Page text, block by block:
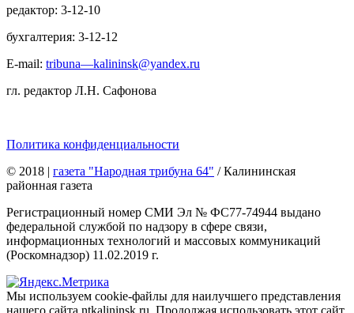
редактор: 3-12-10
бухгалтерия: 3-12-12
E-mail: tribuna—kalininsk@yandex.ru
гл. редактор Л.Н. Сафонова
Политика конфиденциальности
© 2018
газета "Народная трибуна 64" / Калининская
районная газета
Регистрационный номер СМИ Эл № ФС77-74944 выдано
федеральной службой по надзору в сфере связи,
информационных технологий и массовых коммуникаций
(Роскомнадзор) 11.02.2019 г.
Мы используем cookie-файлы для наилучшего представления